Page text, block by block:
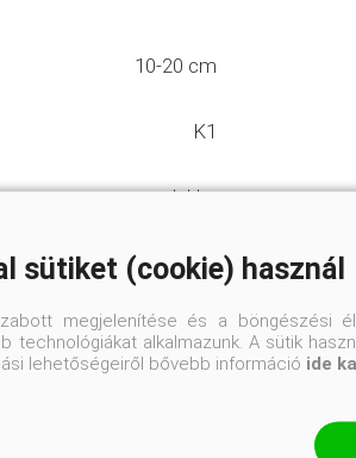
10-20 cm
K1
Jukka
Szárazságtűrő
Talajban nem válogat
sütiket (cookie) használ
megjelenítése és a böngészési
alkalmazunk. A sütik
lehetőségeiről bővebb információ ide